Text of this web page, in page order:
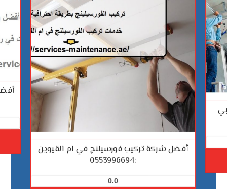
أفضل شركة تركيب فورسيلنج في ام القيوين
:0553996694
0.0